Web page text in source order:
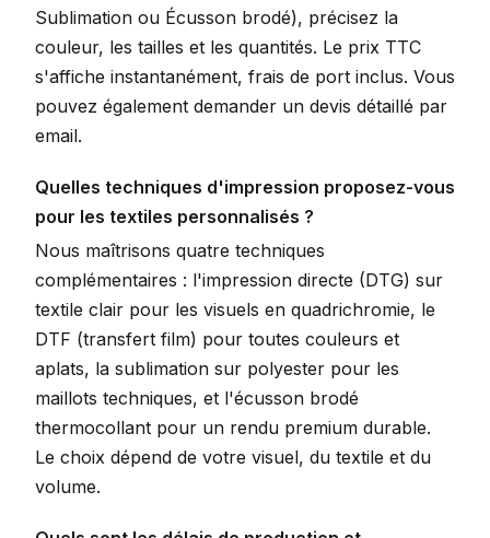
Sublimation ou Écusson brodé), précisez la
couleur, les tailles et les quantités. Le prix TTC
s'affiche instantanément, frais de port inclus. Vous
pouvez également demander un devis détaillé par
email.
Quelles techniques d'impression proposez-vous
pour les textiles personnalisés ?
Nous maîtrisons quatre techniques
complémentaires : l'impression directe (DTG) sur
textile clair pour les visuels en quadrichromie, le
DTF (transfert film) pour toutes couleurs et
aplats, la sublimation sur polyester pour les
maillots techniques, et l'écusson brodé
thermocollant pour un rendu premium durable.
Le choix dépend de votre visuel, du textile et du
volume.